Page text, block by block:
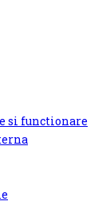
si functionare